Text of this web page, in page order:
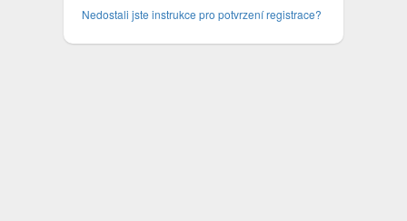
Nedostali jste instrukce pro potvrzení registrace?